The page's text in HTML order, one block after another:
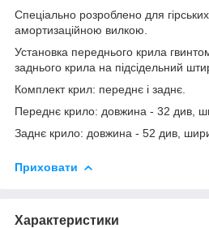
Спеціально розроблено для
амортизаційною вилкою.
Установка переднього крила
заднього крила на підсідельний
Комплект крил: переднє і заднє.
Переднє крило: довжина - 32 див,
Заднє крило: довжина - 52 див,
Приховати
Характеристики